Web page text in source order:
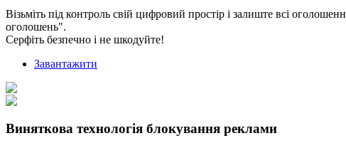
Візьміть під контроль свій цифровий простір і залиште всі
оголошень".
Серфіть безпечно і не шкодуйте!
Завантажити
Виняткова технологія блокування реклами